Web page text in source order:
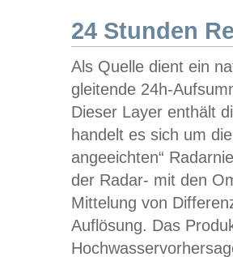
24 Stunden
Als Quelle dient ein
gleitende 24h-
Dieser Layer enthält
handelt es sich um
angeeichten“
der Radar- mit den
Mittelung von
Auflösung. Das